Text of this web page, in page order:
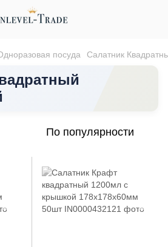
посуда Салатник
По популярности